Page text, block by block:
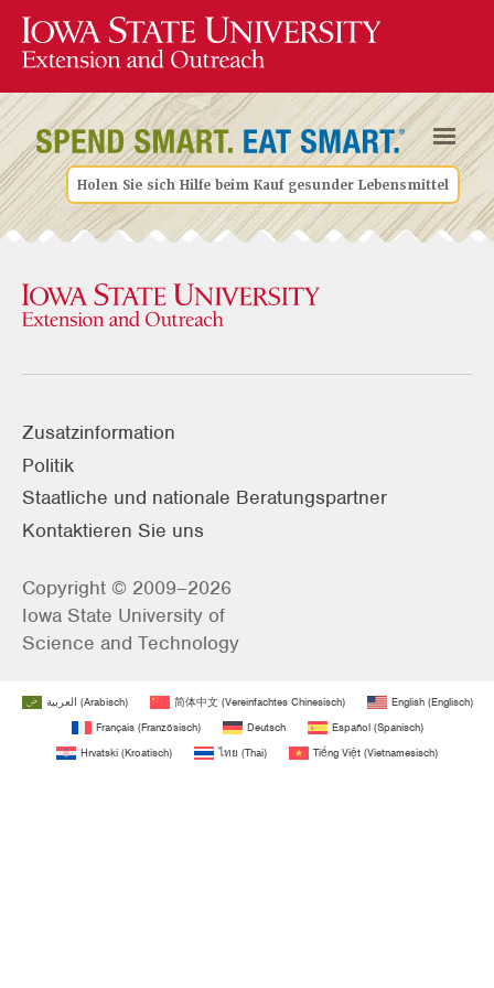
Holen Sie sich Hilfe beim Kauf gesunder Lebensmittel
Zusatzinformation
Politik
Staatliche und nationale Beratungspartner
Kontaktieren Sie uns
Copyright © 2009–2026
Iowa State University of
Science and Technology
العربية (Arabisch) 简体中文(Vereinfachtes Chinesisch) English(Englisch)
Français(Französisch) Deutsch Español(Spanisch)
Hrvatski (Kroatisch) ไทย (Thai) Tiếng Việt (Vietnamesisch)